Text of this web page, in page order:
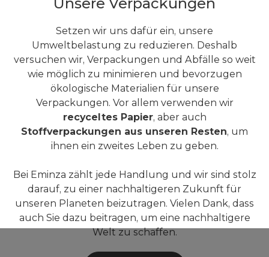
Unsere Verpackungen
Setzen wir uns dafür ein, unsere
Umweltbelastung zu reduzieren. Deshalb
versuchen wir, Verpackungen und Abfälle so weit
wie möglich zu minimieren und bevorzugen
ökologische Materialien für unsere
Verpackungen. Vor allem verwenden wir
recyceltes Papier, aber auch
Stoffverpackungen aus unseren Resten, um
ihnen ein zweites Leben zu geben.
Bei Eminza zählt jede Handlung und wir sind stolz
darauf, zu einer nachhaltigeren Zukunft für
unseren Planeten beizutragen. Vielen Dank, dass
auch Sie dazu beitragen, um eine nachhaltigere
Welt zu schaffen.